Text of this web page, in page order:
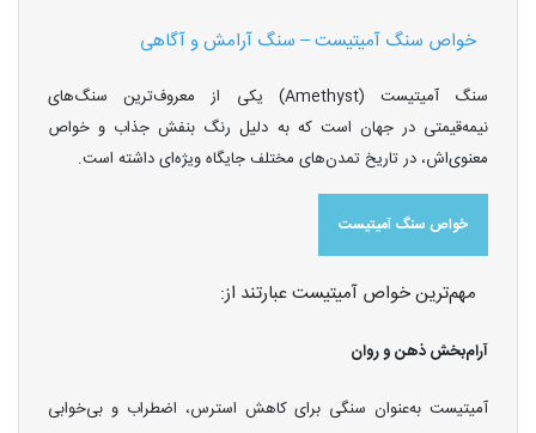
خواص سنگ آمیتیست – سنگ آرامش و آگاهی
سنگ آمیتیست (Amethyst) یکی از معروف‌ترین سنگ‌های
نیمه‌قیمتی در جهان است که به دلیل رنگ بنفش جذاب و خواص
معنوی‌اش، در تاریخ تمدن‌های مختلف جایگاه ویژه‌ای داشته است.
خواص سنگ آمیتیست
مهم‌ترین خواص آمیتیست عبارتند از:
آرام‌بخش ذهن و روان
آمیتیست به‌عنوان سنگی برای کاهش استرس، اضطراب و بی‌خوابی